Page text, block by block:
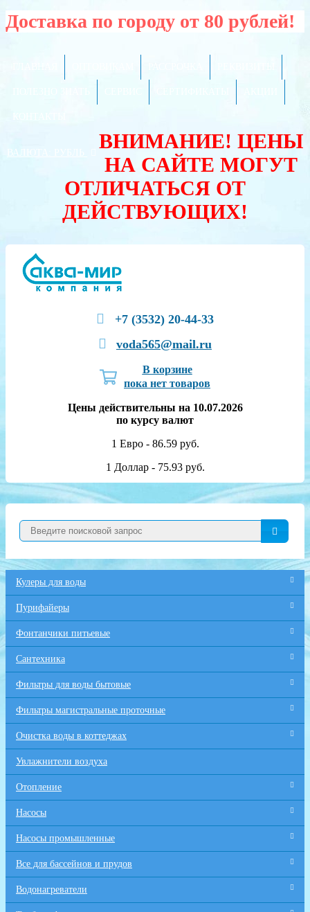
Доставка по городу от 80 рублей!
ВАЛЮТА:
ВНИМАНИЕ! ЦЕНЫ
НА САЙТЕ МОГУТ
ОТЛИЧАТЬСЯ ОТ
ДЕЙСТВУЮЩИХ!
+7 (3532) 20-44-33
voda565@mail.ru
В корзине
пока нет товаров
Цены действительны на 10.07.2026
по курсу валют
1 Евро - 86.59 руб.
1 Доллар - 75.93 руб.
Кулеры для воды
Пурифайеры
Фонтанчики питьевые
Сантехника
Фильтры для воды бытовые
Фильтры магистральные проточные
Очистка воды в коттеджах
Увлажнители воздуха
Отопление
Насосы
Насосы промышленные
Все для бaссейнов и прудов
Водонагреватели